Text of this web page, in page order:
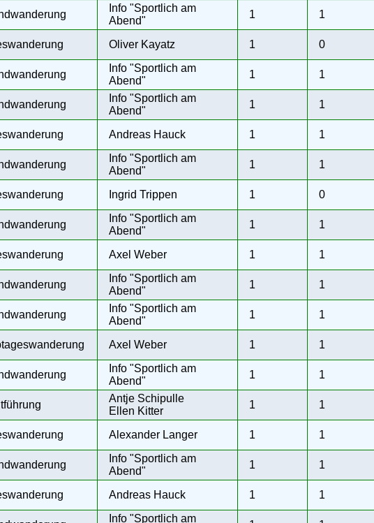
Info "Sportlich am
Abend"
1 1
Oliver Kayatz 1 0
Info "Sportlich am
Abend"
1 1
Info "Sportlich am
Abend"
1 1
Andreas Hauck 1 1
Info "Sportlich am
Abend"
1 1
Ingrid Trippen 1 0
Info "Sportlich am
Abend"
1 1
Axel Weber 1 1
Info "Sportlich am
Abend"
1 1
Info "Sportlich am
Abend"
1 1
Axel Weber 1 1
Info "Sportlich am
Abend"
1 1
Antje Schipulle
Ellen Kitter
1 1
Alexander Langer 1 1
Info "Sportlich am
Abend"
1 1
Andreas Hauck 1 1
Info "Sportlich am